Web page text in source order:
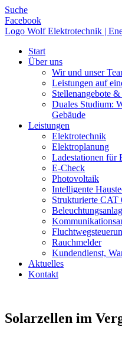
Suche
Facebook
Logo Wolf Elektrotechnik |
Start
Über uns
Wir und unser
Leistungen auf
Stellenangebote
Duales Studium:
Gebäude
Leistungen
Elektrotechnik
Elektroplanung
Ladestationen für
E-Check
Photovoltaik
Intelligente
Strukturierte CAT
Rauchmelder
Kundendienst,
Aktuelles
Kontakt
Solarzellen im